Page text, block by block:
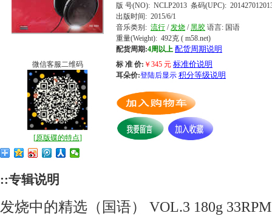
版 号(NO): NCLP2013 条码(UPC):
出版时间: 2015/6/1
音乐类别: 流行 /发烧 /黑胶 语言: 国语
重量(Weight): 492克 ( m58.net)
配货周期:4周以上 配货周期说明
标 准 价: ￥ 345 元 标准价说明
耳朵价:登陆后显示 积分等级说明
微信客服二维码
[原版碟的特点]
::专辑说明
发烧中的精选（国语） VOL.3 180g